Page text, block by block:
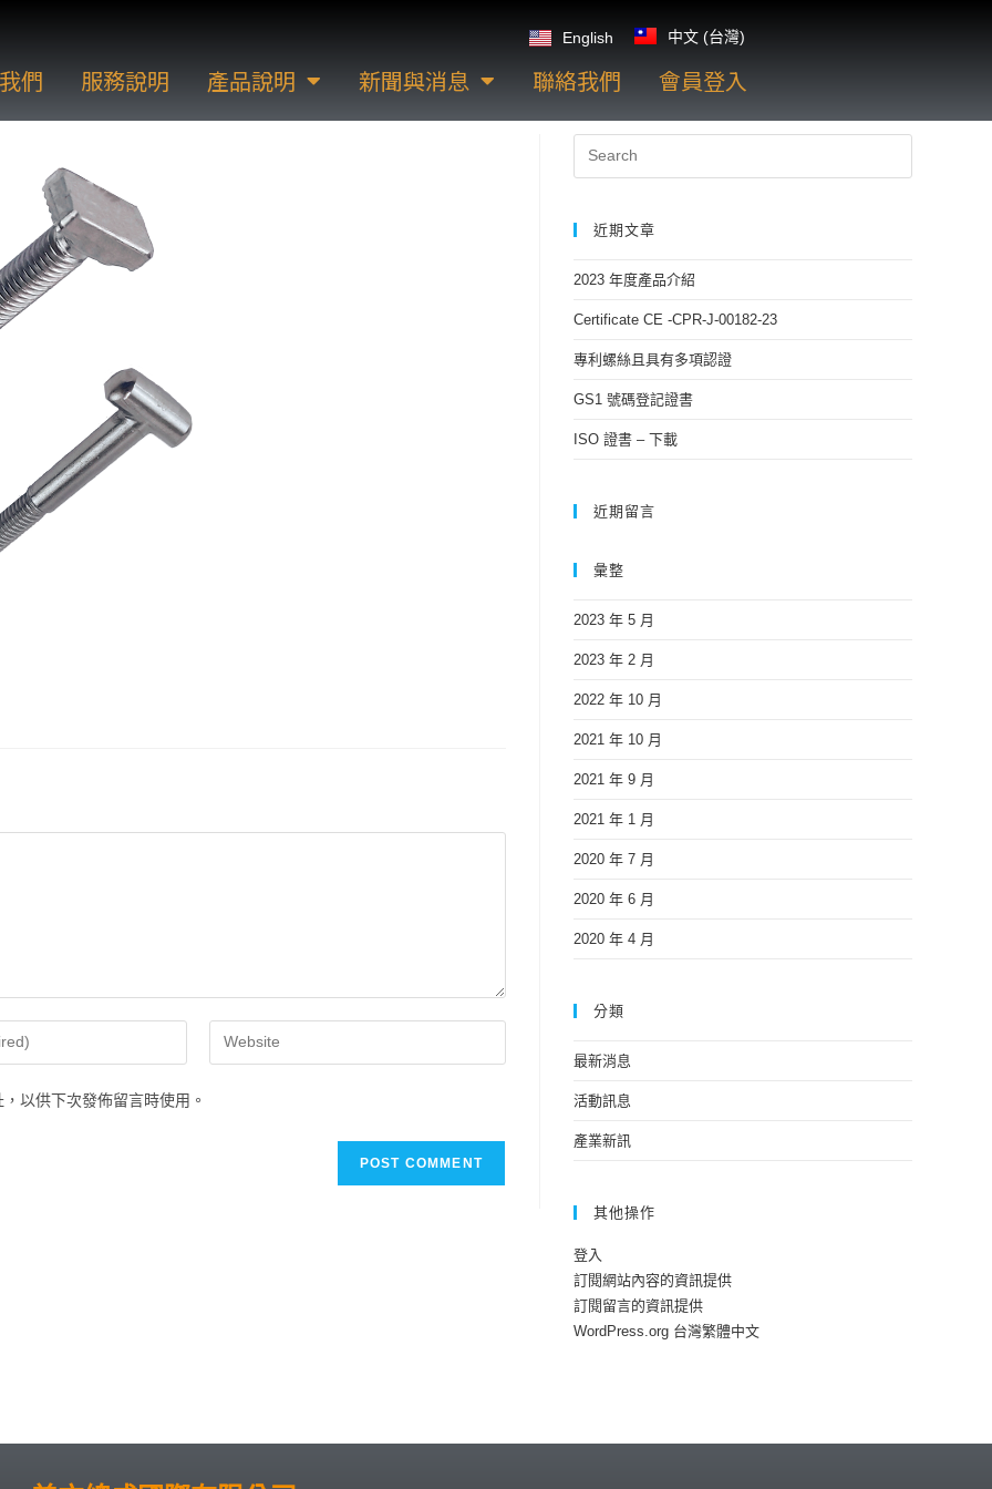
English 中文 (台灣)
們 服務說明 產品說明 新聞與消息 聯絡我們 會員登入
以供下次發佈留言時使用。
近期文章
2023 年度產品介紹
Certificate CE -CPR-J-00182-23
專利螺絲且具有多項認證
GS1 號碼登記證書
ISO 證書 – 下載
近期留言
彙整
2023 年 5 月
2023 年 2 月
2022 年 10 月
2021 年 10 月
2021 年 9 月
2021 年 1 月
2020 年 7 月
2020 年 6 月
2020 年 4 月
分類
最新消息
活動訊息
產業新訊
其他操作
登入
訂閱網站內容的資訊提供
訂閱留言的資訊提供
WordPress.org 台灣繁體中文